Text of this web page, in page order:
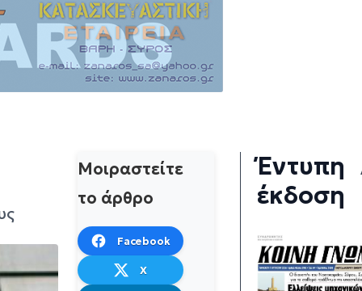
Μοιραστείτε
το άρθρο
Facebook
X
Έντυπη
έκδοση